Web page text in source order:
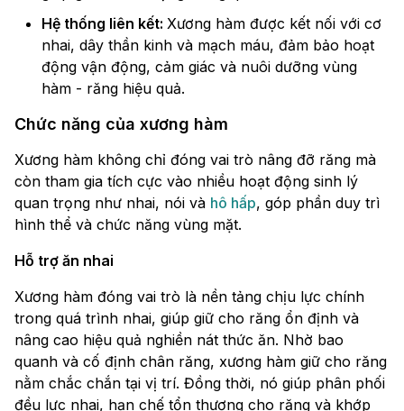
Hệ thống liên kết: Xương hàm được kết nối với cơ
nhai, dây thần kinh và mạch máu, đảm bảo hoạt
động vận động, cảm giác và nuôi dưỡng vùng
hàm - răng hiệu quả.
Chức năng của xương hàm
Xương hàm không chỉ đóng vai trò nâng đỡ răng mà
còn tham gia tích cực vào nhiều hoạt động sinh lý
quan trọng như nhai, nói và hô hấp, góp phần duy trì
hình thể và chức năng vùng mặt.
Hỗ trợ ăn nhai
Xương hàm đóng vai trò là nền tảng chịu lực chính
trong quá trình nhai, giúp giữ cho răng ổn định và
nâng cao hiệu quả nghiền nát thức ăn. Nhờ bao
quanh và cố định chân răng, xương hàm giữ cho răng
nằm chắc chắn tại vị trí. Đồng thời, nó giúp phân phối
đều lực nhai, hạn chế tổn thương cho răng và khớp